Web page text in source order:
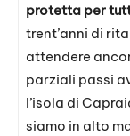
protetta per
trent’anni di
attendere
parziali passi
l’isola di
siamo in alto